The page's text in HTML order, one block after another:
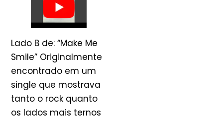
Lado B de: “Make Me
Smile” Originalmente
encontrado em um
single que mostrava
tanto o rock quanto
os lados mais ternos